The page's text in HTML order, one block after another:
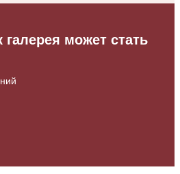
галерея может стать